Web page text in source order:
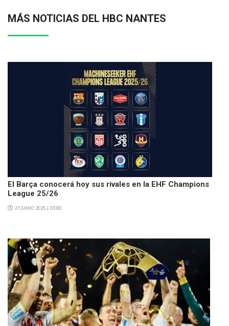
MÁS NOTICIAS DEL HBC NANTES
El Barça conocerá hoy sus rivales en la EHF Champions
League 25/26
27 JUNIO 2025 | 03:00